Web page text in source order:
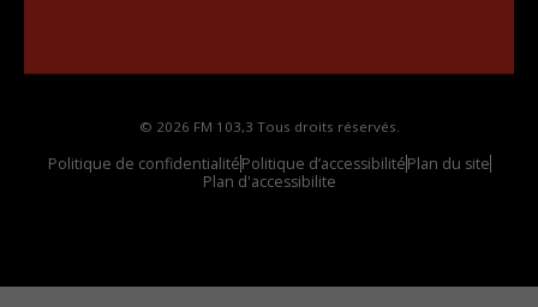
© 2026 FM 103,3 Tous droits réservés.
Politique de confidentialitéPolitique d’accessibilitéPlan du site
Plan d'accessibilite